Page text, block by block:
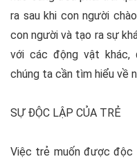
ra sau khi con người
con người và tạo ra sự
với các động vật khác,
chúng ta cần tìm hiểu về
SỰ ĐỘC LẬP CỦA TRẺ
Việc trẻ muốn được độc